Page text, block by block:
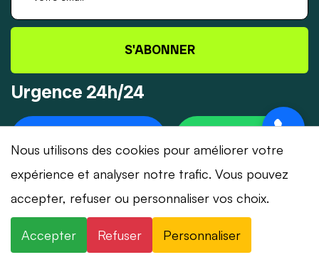
S'ABONNER
Urgence 24h/24
© 2026 Dépannage-Serrurier.ch - Tous droits
réservés | Suisse romande
Nous utilisons des cookies pour améliorer votre
expérience et analyser notre trafic. Vous pouvez
accepter, refuser ou personnaliser vos choix.
Accepter Refuser Personnaliser